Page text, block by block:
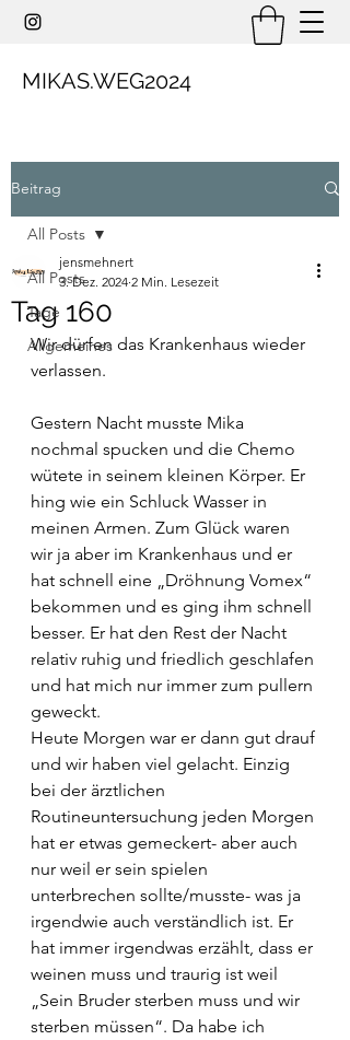
MIKAS.WEG2024
Beitrag
All Posts
Tage
Allgemeines
All Posts
Tag 160
jensmehnert
3. Dez. 2024 2 Min. Lesezeit
Wir dürfen das Krankenhaus wieder
verlassen.
Gestern Nacht musste Mika
nochmal spucken und die Chemo
wütete in seinem kleinen Körper. Er
hing wie ein Schluck Wasser in
meinen Armen. Zum Glück waren
wir ja aber im Krankenhaus und er
hat schnell eine „Dröhnung Vomex“
bekommen und es ging ihm schnell
besser. Er hat den Rest der Nacht
relativ ruhig und friedlich geschlafen
und hat mich nur immer zum pullern
geweckt.
Heute Morgen war er dann gut drauf
und wir haben viel gelacht. Einzig
bei der ärztlichen
Routineuntersuchung jeden Morgen
hat er etwas gemeckert- aber auch
nur weil er sein spielen
unterbrechen sollte/musste- was ja
irgendwie auch verständlich ist. Er
hat immer irgendwas erzählt, dass er
weinen muss und traurig ist weil
„Sein Bruder sterben muss und wir
sterben müssen“. Da habe ich